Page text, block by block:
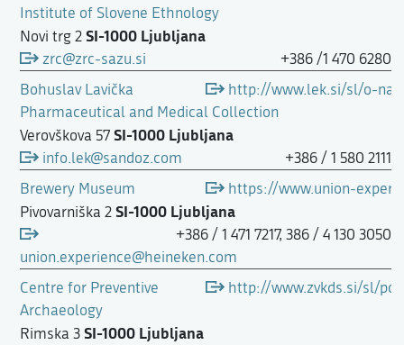
Institute of Slovene Ethnology
Novi trg 2 SI-1000 Ljubljana
+386 /1 470 6280
zrc@zrc-sazu.si
http://www.lek.si/sl/o-
Bohuslav Lavička
Pharmaceutical and Medical Collection
Verovškova 57 SI-1000 Ljubljana
+386 / 1 580 2111
info.lek@sandoz.com
https://www.union-
Brewery Museum
Pivovarniška 2 SI-1000 Ljubljana
+386 / 1 471 7217, 386 / 4 130 3050
union.experience@heineken.com
http://www.zvkds.si/sl/
Centre for Preventive
Archaeology
Rimska 3 SI-1000 Ljubljana